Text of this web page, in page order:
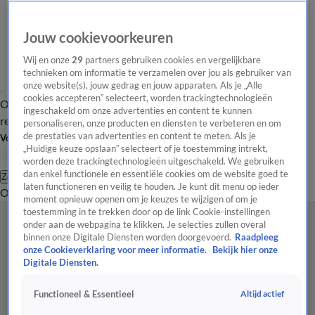
Overzicht Laatste nieuws Regionieuws Het beste van Hart
Tip de
redactie
Volg Hart van Nederland
Zoeken
OverzichtRegioUitzendingenWeerTip de redactiePanelVideo's
Jouw cookievoorkeuren
Wij en onze29 partners gebruiken cookies en vergelijkbare
technieken om informatie te verzamelen over jou als gebruiker van
onze website(s), jouw gedrag en jouw apparaten. Als je „Alle
cookies accepteren” selecteert, worden trackingtechnologieën
ingeschakeld om onze advertenties en content te kunnen
personaliseren, onze producten en diensten te verbeteren en om
de prestaties van advertenties en content te meten. Als je
„Huidige keuze opslaan” selecteert of je toestemming intrekt,
worden deze trackingtechnologieën uitgeschakeld. We gebruiken
dan enkel functionele en essentiële cookies om de website goed te
laten functioneren en veilig te houden. Je kunt dit menu op ieder
moment opnieuw openen om je keuzes te wijzigen of om je
toestemming in te trekken door op de link Cookie-instellingen
onder aan de webpagina te klikken. Je selecties zullen overal
binnen onze Digitale Diensten worden doorgevoerd. Raadpleeg
onze Cookieverklaring voor meer informatie.
Bekijk hier onze
Digitale Diensten.
Functioneel & Essentieel Altijd actief